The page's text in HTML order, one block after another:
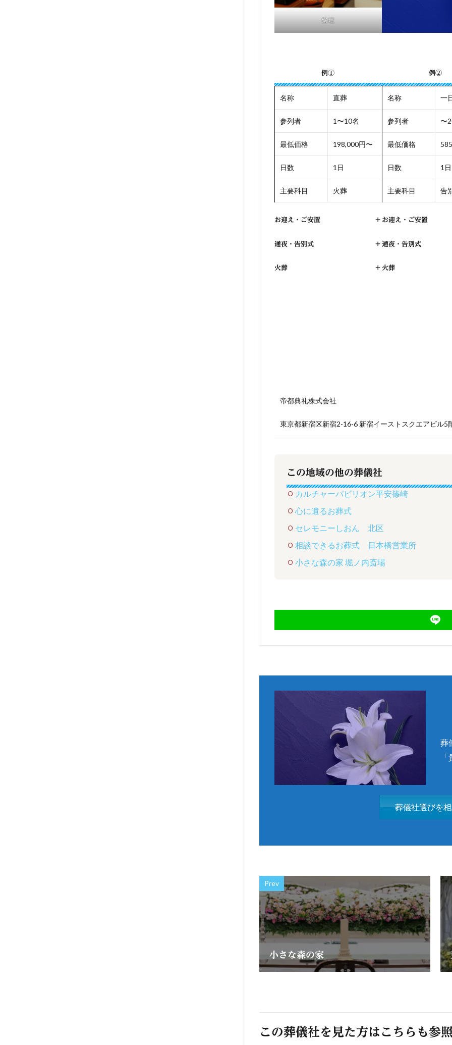
祭壇
例①
名称 直葬
参列者 1〜10名
最低価格 198,000円〜
日数 1日
主要科目 火葬
お迎え・ご安置 +
通夜・告別式 +
火葬 +
例②
名称 一
参列者 〜
最低価格
日数 1日
主要科目 告
お迎え・ご安置
通夜・告別式
火葬
帝都典礼株式会社
東京都新宿区新宿2-16-6 新宿イーストスクエアビル5
この地域の他の葬儀社
カルチャーパビリオン平安篠崎
心に遺るお葬式
セレモニーしおん 北区
相談できるお葬式 日本橋営業所
小さな森の家 堀ノ内斎場
葬
葬儀社選びを
Prev
小さな森の家
この葬儀社を見た方はこちらも参